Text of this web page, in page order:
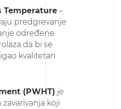
Temperature –
predgrevanje
određene
da bi se
kvalitetan
(PWHT) je
koji